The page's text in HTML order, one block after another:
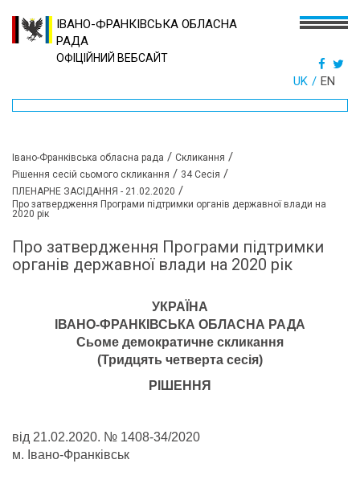
ІВАНО-ФРАНКІВСЬКА ОБЛАСНА
РАДА
ОФІЦІЙНИЙ ВЕБСАЙТ
UK EN
Івано-Франківська обласна рада / Скликання /
Рішення сесій сьомого скликання / 34 Сесія /
ПЛЕНАРНЕ ЗАСІДАННЯ - 21.02.2020 /
Про затвердження Програми підтримки органів державної влади на
2020 рік
Про затвердження Програми підтримки
органів державної влади на 2020 рік
УКРАЇНА
ІВАНО-ФРАНКІВСЬКА ОБЛАСНА РАДА
Сьоме демократичне скликання
(Тридцять четверта сесія)
РІШЕННЯ
від 21.02.2020. № 1408-34/2020
м. Івано-Франківськ